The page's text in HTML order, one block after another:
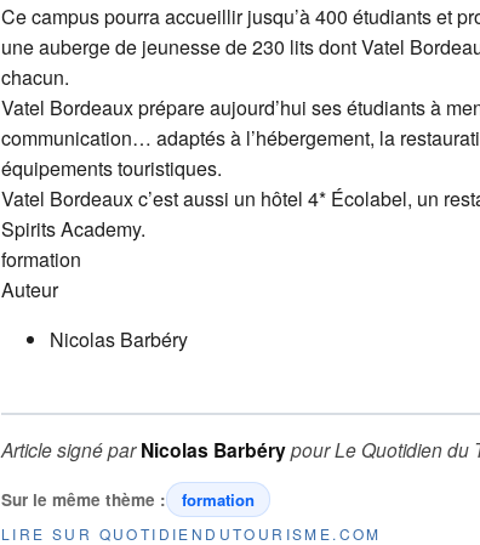
Ce campus pourra accueillir jusqu’à 400 étudiants et
une auberge de jeunesse de 230 lits dont Vatel
chacun.
Vatel Bordeaux prépare aujourd’hui ses étudiants à
communication… adaptés à l’hébergement, la
équipements touristiques.
Vatel Bordeaux c’est aussi un hôtel 4* Écolabel, un
Spirits Academy.
formation
Auteur
Nicolas Barbéry
Article signé parNicolas BarbérypourLe Quotidien du
Sur le même thème : formation
LIRE SUR QUOTIDIENDUTOURISME.COM